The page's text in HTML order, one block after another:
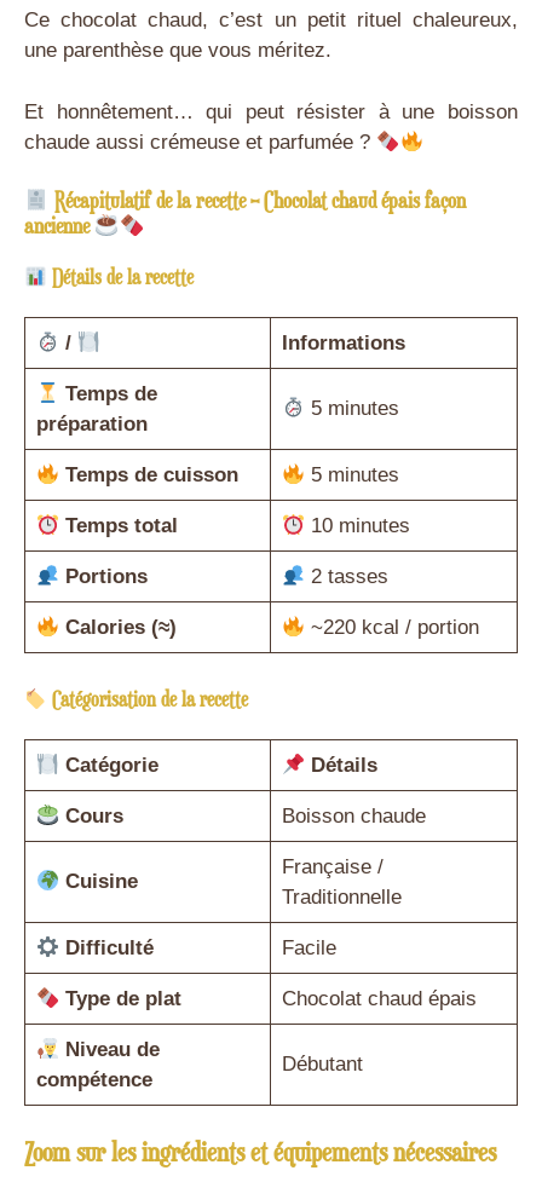
Ce chocolat chaud, c’est un petit rituel chaleureux,
une parenthèse que vous méritez.
Et honnêtement… qui peut résister à une boisson
chaude aussi crémeuse et parfumée ?
Récapitulatif de la recette – Chocolat chaud épais façon
ancienne
Détails de la recette
/ Informations
Temps de
préparation
5 minutes
Temps de cuisson 5 minutes
Temps total 10 minutes
Portions 2 tasses
Calories (≈) ~220 kcal / portion
Catégorisation de la recette
Catégorie Détails
Cours Boisson chaude
Cuisine
Française /
Traditionnelle
Difficulté Facile
Type de plat Chocolat chaud épais
Niveau de
compétence
Débutant
Zoom sur les ingrédients et équipements nécessaires